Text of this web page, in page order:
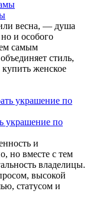
весна, — душа
и особого
самым
стиль,
женское
украшение по
и
но вместе с тем
владелицы.
высокой
статусом и